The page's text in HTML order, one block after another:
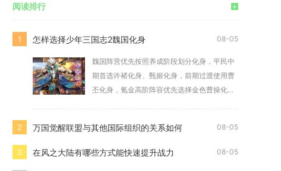
阅读排行 +
1 怎样选择少年三国志2魏国化身 08-05
魏国阵营优先按照养成阶段划分化身，平民中
期首选许褚化身、甄姬化身，前期过渡使用曹
丕化身，氪金高阶阵容优先选择金色曹操化
2 万国觉醒联盟与其他国际组织的关系如何 08-05
3 在风之大陆有哪些方式能快速提升战力 08-05